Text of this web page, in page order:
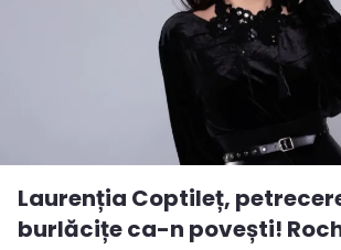
Laurenția Coptileț,
burlăcițe ca-n povești!